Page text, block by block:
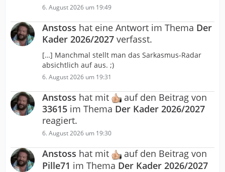
6. August 2026 um 19:49
Anstoss hat eine Antwort im Thema Der
Kader 2026/2027 verfasst.
[…] Manchmal stellt man das Sarkasmus-Radar
absichtlich auf aus. ;)
6. August 2026 um 19:31
Anstoss hat mit
auf den Beitrag von
33615 im Thema Der Kader 2026/2027
reagiert.
6. August 2026 um 19:30
Anstoss hat mit
auf den Beitrag von
Pille71 im Thema Der Kader 2026/2027